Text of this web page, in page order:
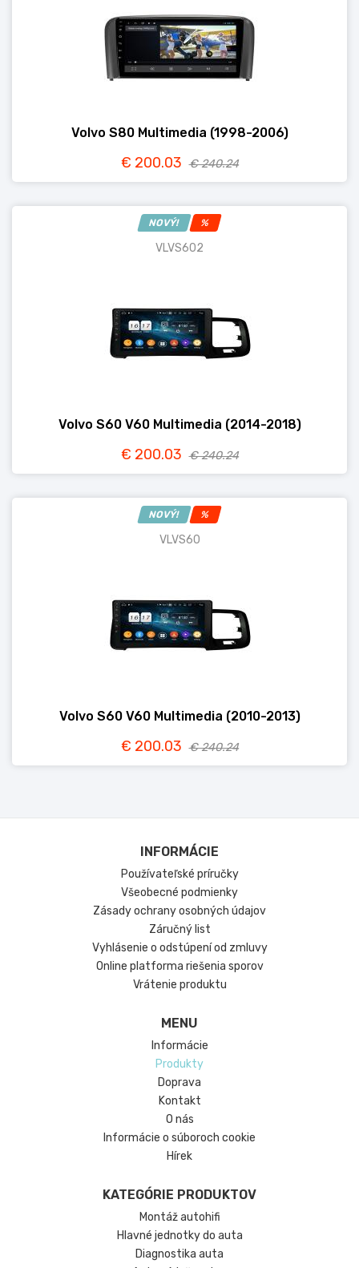
Volvo S80 Multimedia (1998-2006)
€ 200.03 € 240.24
NOVÝ! %
VLVS602
Volvo S60 V60 Multimedia (2014-2018)
€ 200.03 € 240.24
NOVÝ! %
VLVS60
Volvo S60 V60 Multimedia (2010-2013)
€ 200.03 € 240.24
INFORMÁCIE
Používateľské príručky
Všeobecné podmienky
Zásady ochrany osobných údajov
Záručný list
Vyhlásenie o odstúpení od zmluvy
Online platforma riešenia sporov
Vrátenie produktu
MENU
Informácie
Produkty
Doprava
Kontakt
O nás
Informácie o súboroch cookie
Hírek
KATEGÓRIE PRODUKTOV
Montáž autohifi
Hlavné jednotky do auta
Diagnostika auta